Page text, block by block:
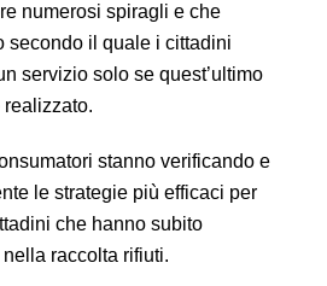
numerosi spiragli e che
secondo il quale i cittadini
servizio solo se quest’ultimo
stanno verificando e
le strategie più efficaci per
che hanno subito
raccolta rifiuti.